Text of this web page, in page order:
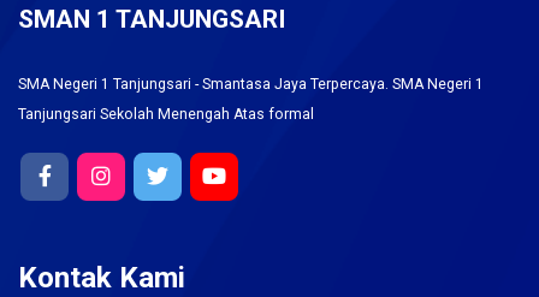
SMAN 1 TANJUNGSARI
SMA Negeri 1 Tanjungsari - Smantasa Jaya Terpercaya. SMA Negeri 1
Tanjungsari Sekolah Menengah Atas formal
Kontak Kami